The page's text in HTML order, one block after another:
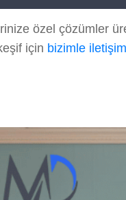
özel çözümler
için bizimle